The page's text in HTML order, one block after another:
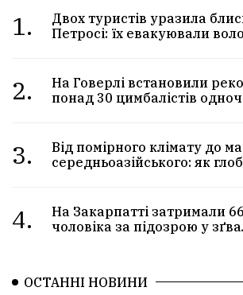
1.
Двох туристів уразила
Петросі: їх евакуювали
2.
На Говерлі встановили
понад 30 цимбалістів
3.
Від помірного клімату до
середньоазійського: як
4.
На Закарпатті затримали
чоловіка за підозрою у
ОСТАННІ НОВИНИ